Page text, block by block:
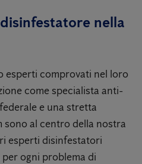
nella
esperti comprovati nel loro
come specialista anti-
e una stretta
sono al centro della nostra
esperti disinfestatori
ogni problema di